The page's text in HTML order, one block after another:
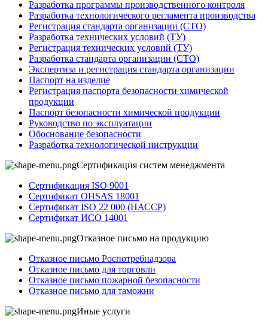
Разработка программы производственного контроля
Разработка технологического регламента производства
Регистрация стандарта организации (СТО)
Разработка технических условий (ТУ)
Регистрация технических условий (ТУ)
Разработка стандарта организации (СТО)
Экспертиза и регистрация стандарта организации
Паспорт на изделие
Регистрация паспорта безопасности химической
продукции
Паспорт безопасности химической продукции
Руководство по эксплуатации
Обоснование безопасности
Разработка технологической инструкции
Сертификация систем менеджмента
Сертификация ISO 9001
Сертификат OHSAS 18001
Сертификат ISO 22 000 (НАССР)
Сертификат ИСО 14001
Отказное письмо на продукцию
Отказное письмо Роспотребнадзора
Отказное письмо для торговли
Отказное письмо пожарной безопасности
Отказное письмо для таможни
Иные услуги